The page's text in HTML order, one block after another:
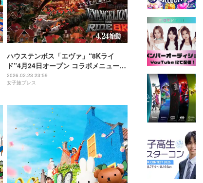
ハウステンボス「エヴァ」“8Kライ
ド”4月24日オープン コラボメニューや
限定グッズも充実
2026.02.23 23:59
女子旅プレス